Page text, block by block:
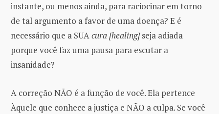
instante, ou menos ainda, para raciocinar em torno
de tal argumento a favor de uma doença? E é
necessário que a SUAcura [healing]seja adiada
porque você faz uma pausa para escutar a
insanidade?
A correção NÃO é a função de você. Ela pertence
Àquele que conhece a justiça e NÃO a culpa. Se você